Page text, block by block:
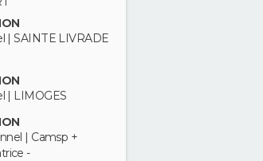
| SAINTE LIVRADE
| LIMOGES
| Camsp +
-